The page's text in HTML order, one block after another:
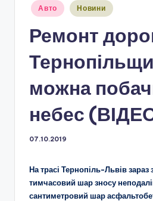
Опубліковано
Авто Новини
Ремонт
можна
небес
07.10.2019
На трасі Тернопіль-Львів
тимчасовий шар зносу
сантиметровий шар